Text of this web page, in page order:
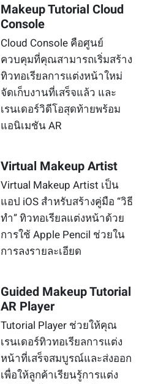
Makeup Tutorial Cloud
Console
Cloud Console คือศูนย์
ควบคุมที่คุณสามารถเริ่มสร้าง
ทิวทอเรียลการแต่งหน้าใหม่
จัดเก็บงานที่เสร็จแล้ว และ
เรนเดอร์วิดีโอสุดท้ายพร้อม
แอนิเมชัน AR
Virtual Makeup Artist
Virtual Makeup Artist เป็น
แอป iOS สำหรับสร้างคู่มือ “วิธี
ทำ” ทิวทอเรียลแต่งหน้าด้วย
การใช้ Apple Pencil ช่วยใน
การลงรายละเอียด
Guided Makeup Tutorial
AR Player
Tutorial Player ช่วยให้คุณ
เรนเดอร์ทิวทอเรียลการแต่ง
หน้าที่เสร็จสมบูรณ์และส่งออก
เพื่อให้ลูกค้าเรียนรู้การแต่ง